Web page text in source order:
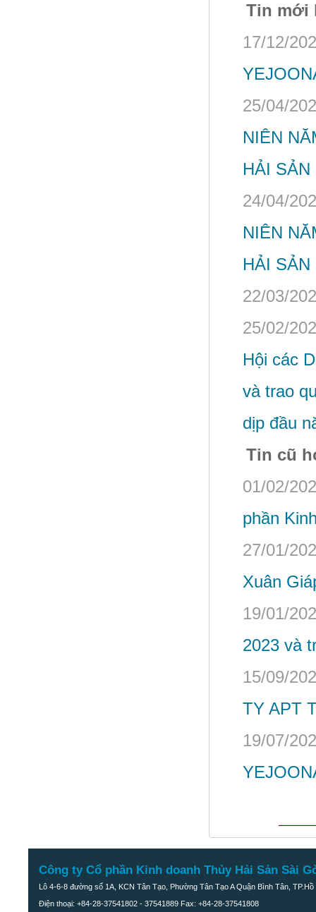
Tin mới
17/12/
25/04/
NIÊN
HẢI
24/04/
NIÊN
HẢI
22/03/
25/02/
Hội các
và trao
dịp đầu
Tin cũ
01/02/
phần
27/01/
Xuân
19/01/
2023 và
15/09/
TY APT
19/07/
Công ty Cổ phần Kinh doanh Thủy Hải Sản Sài
Lô 4-6-8 đường số 1A, KCN Tân Tạo, Phường Tân Tạo A Quận Bình Tân, TP.Hồ
Điện thoại: +84-28-37541802 - 37541889 Fax: +84-28-37541808